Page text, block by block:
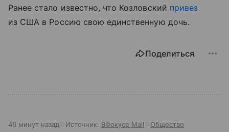
Ранее стало известно, что Козловский привез
из США в Россию свою единственную дочь.
Поделиться
46 минут назад Источник: ВФокусе Mail Общество